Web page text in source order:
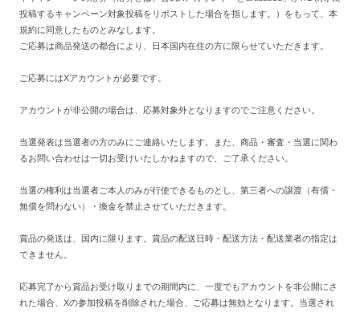
投稿するキャンペーン対象投稿をリポストした場合を指します。）をもって、本
規約に同意したものとみなします。
ご応募は商品発送の都合により、日本国内在住の方に限らせていただきます。
ご応募にはXアカウントが必要です。
アカウントが非公開の場合は、応募対象外となりますのでご注意ください。
当選発表は当選者の方のみにご連絡いたします。また、商品・審査・当選に関わ
るお問い合わせは一切お受けいたしかねますので、ご了承ください。
当選の権利は当選者ご本人のみが行使できるものとし、第三者への譲渡（有償・
無償を問わない）・換金を禁止させていただきます。
賞品の発送は、国内に限ります。賞品の配送日時・配送方法・配送業者の指定は
できません。
応募完了から賞品お受け取りまでの期間内に、一度でもアカウントを非公開にさ
れた場合、Xの参加投稿を削除された場合、ご応募は無効となります。当選され